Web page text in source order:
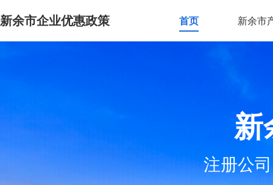
新余市企业优惠政策 首页 新余市
新
注册公